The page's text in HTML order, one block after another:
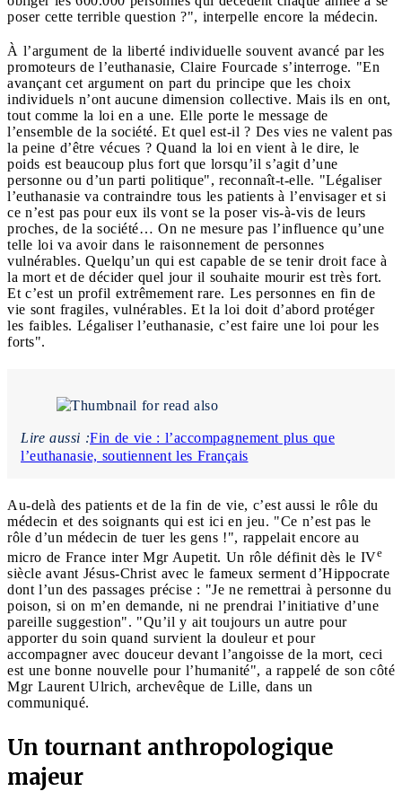
poser cette terrible question ?", interpelle encore la médecin.
À l’argument de la liberté individuelle souvent avancé par les
promoteurs de l’euthanasie, Claire Fourcade s’interroge. "En
avançant cet argument on part du principe que les choix
individuels n’ont aucune dimension collective. Mais ils en ont,
tout comme la loi en a une. Elle porte le message de
l’ensemble de la société. Et quel est-il ? Des vies ne valent pas
la peine d’être vécues ? Quand la loi en vient à le dire, le
poids est beaucoup plus fort que lorsqu’il s’agit d’une
personne ou d’un parti politique", reconnaît-t-elle. "Légaliser
l’euthanasie va contraindre tous les patients à l’envisager et si
ce n’est pas pour eux ils vont se la poser vis-à-vis de leurs
proches, de la société… On ne mesure pas l’influence qu’une
telle loi va avoir dans le raisonnement de personnes
vulnérables. Quelqu’un qui est capable de se tenir droit face à
la mort et de décider quel jour il souhaite mourir est très fort.
Et c’est un profil extrêmement rare. Les personnes en fin de
vie sont fragiles, vulnérables. Et la loi doit d’abord protéger
les faibles. Légaliser l’euthanasie, c’est faire une loi pour les
forts".
Lire aussi :Fin de vie : l’accompagnement plus que
l’euthanasie, soutiennent les Français
Au-delà des patients et de la fin de vie, c’est aussi le rôle du
médecin et des soignants qui est ici en jeu. "Ce n’est pas le
rôle d’un médecin de tuer les gens !", rappelait encore au
micro de France inter Mgr Aupetit. Un rôle définit dès le IVe
siècle avant Jésus-Christ avec le fameux serment d’Hippocrate
dont l’un des passages précise : "Je ne remettrai à personne du
poison, si on m’en demande, ni ne prendrai l’initiative d’une
pareille suggestion". "Qu’il y ait toujours un autre pour
apporter du soin quand survient la douleur et pour
accompagner avec douceur devant l’angoisse de la mort, ceci
est une bonne nouvelle pour l’humanité", a rappelé de son côté
Mgr Laurent Ulrich, archevêque de Lille, dans un
communiqué.
Un tournant anthropologique
majeur